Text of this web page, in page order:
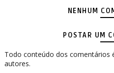
NENHUM
POSTAR UM
Todo conteúdo dos comentários
autores.